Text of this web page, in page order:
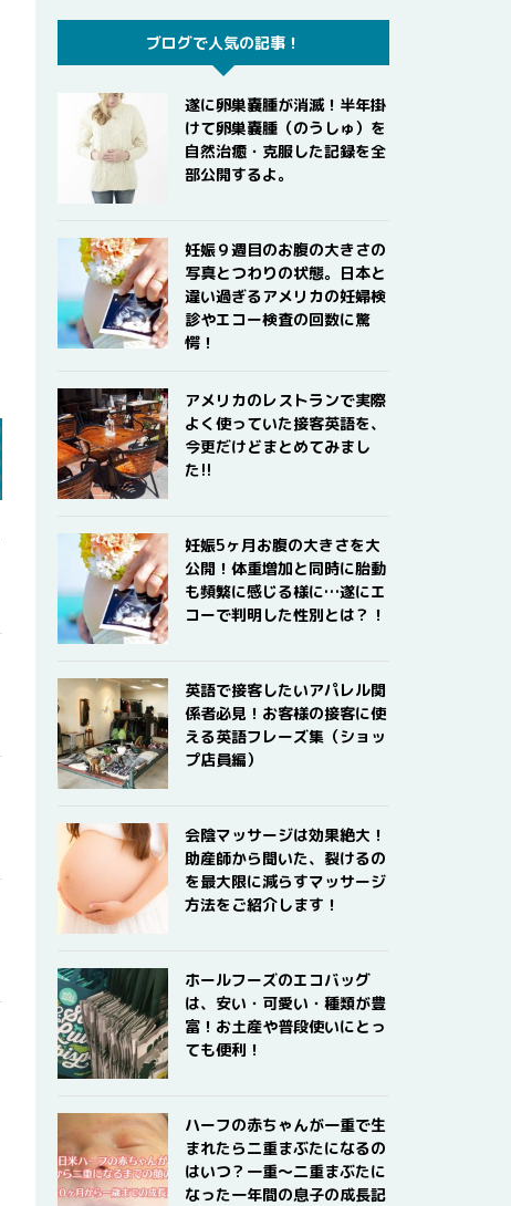
ブログで人気の記事！
遂に卵巣嚢腫が消滅！半年掛
けて卵巣嚢腫（のうしゅ）を
自然治癒・克服した記録を全
部公開するよ。
妊娠９週目のお腹の大きさの
写真とつわりの状態。日本と
違い過ぎるアメリカの妊婦検
診やエコー検査の回数に驚
愕！
アメリカのレストランで実際
よく使っていた接客英語を、
今更だけどまとめてみまし
た!!
妊娠5ヶ月お腹の大きさを大
公開！体重増加と同時に胎動
も頻繁に感じる様に…遂にエ
コーで判明した性別とは？！
英語で接客したいアパレル関
係者必見！お客様の接客に使
える英語フレーズ集（ショッ
プ店員編）
会陰マッサージは効果絶大！
助産師から聞いた、裂けるの
を最大限に減らすマッサージ
方法をご紹介します！
ホールフーズのエコバッグ
は、安い・可愛い・種類が豊
富！お土産や普段使いにとっ
ても便利！
ハーフの赤ちゃんが一重で生
まれたら二重まぶたになるの
はいつ？一重〜二重まぶたに
なった一年間の息子の成長記